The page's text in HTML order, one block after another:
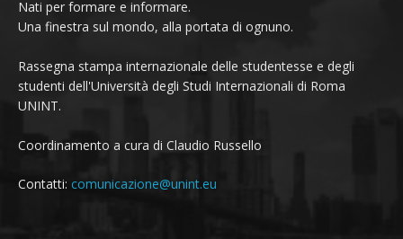
Nati per formare e informare.
Una finestra sul mondo, alla portata di ognuno.
Rassegna stampa internazionale delle studentesse e degli
studenti dell'Università degli Studi Internazionali di Roma
UNINT.
Coordinamento a cura di Claudio Russello
Contatti: comunicazione@unint.eu